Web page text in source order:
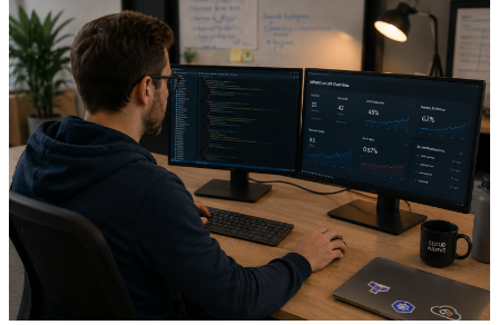
bepaalt of je de goede binnenhaalt.